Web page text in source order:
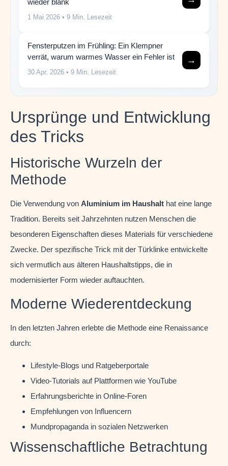
1 Mai 2026 • 9 Min. Lesezeit
Fensterputzen im Frühling: Ein Klempner
verrät, warum warmes Wasser ein Fehler ist
30 Apr. 2026 • 9 Min. Lesezeit
→
Ursprünge und Entwicklung
des Tricks
Historische Wurzeln der
Methode
Die Verwendung von Aluminium im Haushalt hat eine lange
Tradition. Bereits seit Jahrzehnten nutzen Menschen die
besonderen Eigenschaften dieses Materials für verschiedene
Zwecke. Der spezifische Trick mit der Türklinke entwickelte
sich vermutlich aus älteren Haushaltstipps, die in
modernisierter Form wieder auftauchten.
Moderne Wiederentdeckung
In den letzten Jahren erlebte die Methode eine Renaissance
durch:
Lifestyle-Blogs und Ratgeberportale
Video-Tutorials auf Plattformen wie YouTube
Erfahrungsberichte in Online-Foren
Empfehlungen von Influencern
Mundpropaganda in sozialen Netzwerken
Wissenschaftliche Betrachtung